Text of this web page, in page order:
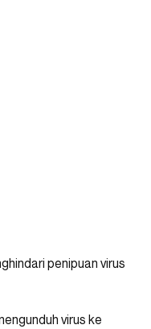
penipuan virus
virus ke